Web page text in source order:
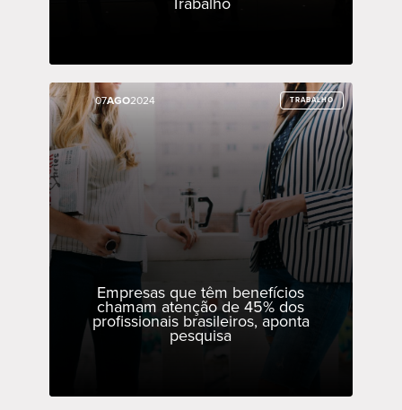
07AGO2024 TRABALHO
Empresas que têm benefícios
chamam atenção de 45% dos
profissionais brasileiros, aponta
pesquisa
07AGO2024 TRABALHO